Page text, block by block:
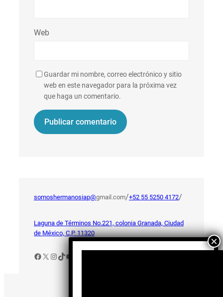
Web
Guardar mi nombre, correo electrónico y sitio
web en este navegador para la próxima vez
que haga un comentario.
somoshermanosiap@gmail.com/+52 55 5250 4172/
Laguna de Términos No.221, colonia Granada, Ciudad
de México, C.P. 11320
Facebook
X Instagram
TikTok
YouTube